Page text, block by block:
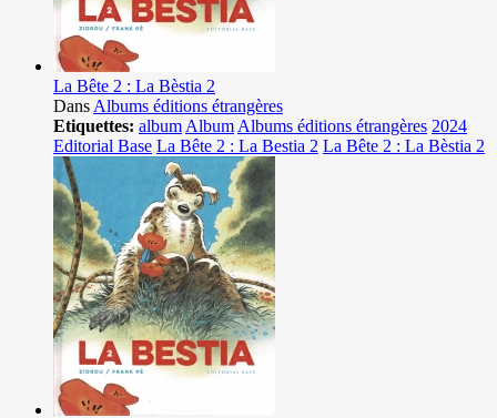
La Bête 2 : La Bèstia 2
Dans Albums éditions étrangères
Etiquettes: album Album Albums éditions étrangères 2024
Editorial Base La Bête 2 : La Bestia 2 La Bête 2 : La Bèstia 2